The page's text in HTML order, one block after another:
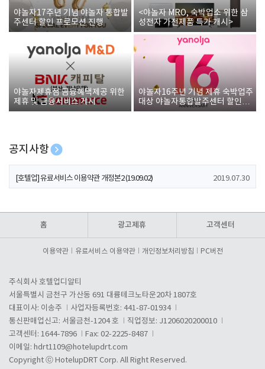
야놀자17주년 기념 야놀자 통합발
주센터 할인 프로모션 진행
<야놀자 MRO, 숙박업소 위한 삼
성전자 가전제품 특가 개시>
야놀자제휴점 금융혜택제공 위한
제휴 및 금융서비스 게시
야놀자16주년 기념 제휴 숙박업주
대상 야놀자통합발주센터 할인쿠
폰 증정
공지사항
[호텔업] 개인정보 처리방침 개정본1 (19.09.02)
[호텔업] 유료서비스 이용약관 개정본2 (19.09.02) 2019.07.30
홈 광고제휴 고객센터
이용약관 유료서비스 이용약관 개인정보처리방침 PC버전
주식회사 호텔업디알티
서울특별시 금천구 가산동 691 대륭테크노타운20차 1807호
대표이사: 이송주
사업자등록번호: 441-87-01934
통신판매업신고: 서울금천-1204 호
직업정보: J1206020200010
고객센터: 1644-7896
Fax: 02-2225-8487
이메일: hdrt1109@hotelupdrt.com
Copyright ⓒ HotelupDRT Corp. All Right Reserved.